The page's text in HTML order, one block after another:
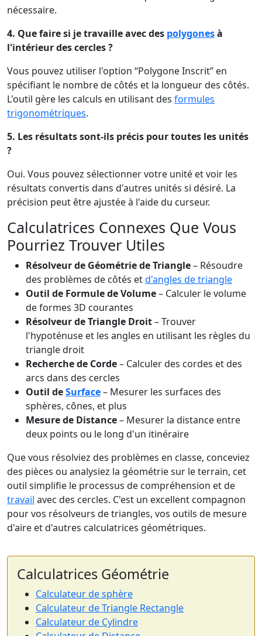
nécessaire.
4. Que faire si je travaille avec des polygonesà
l'intérieur des cercles ?
Vous pouvez utiliser l'option “Polygone Inscrit” en
spécifiant le nombre de côtés et la longueur des côtés.
L'outil gère les calculs en utilisant des formules
trigonométriques.
5. Les résultats sont-ils précis pour toutes les unités
?
Oui. Vous pouvez sélectionner votre unité et voir les
résultats convertis dans d'autres unités si désiré. La
précision peut être ajustée à l'aide du curseur.
Calculatrices Connexes Que Vous
Pourriez Trouver Utiles
Résolveur de Géométrie de Triangle– Résoudre
des problèmes de côtés etd'angles de triangle
Outil de Formule de Volume– Calculer le volume
de formes 3D courantes
Résolveur de Triangle Droit– Trouver
l'hypoténuse et les angles en utilisant les règles du
triangle droit
Recherche de Corde– Calculer des cordes et des
arcs dans des cercles
Outil deSurface– Mesurer les surfaces des
sphères, cônes, et plus
Mesure de Distance– Mesurer la distance entre
deux points ou le long d'un itinéraire
Que vous résolviez des problèmes en classe, conceviez
des pièces ou analysiez la géométrie sur le terrain, cet
outil simplifie le processus de compréhension et de
travail avec des cercles. C'est un excellent compagnon
pour vos résolveurs de triangles, vos outils de mesure
d'aire et d'autres calculatrices géométriques.
Calculatrices Géométrie
Calculateur de sphère
Calculateur de Triangle Rectangle
Calculateur de Cylindre